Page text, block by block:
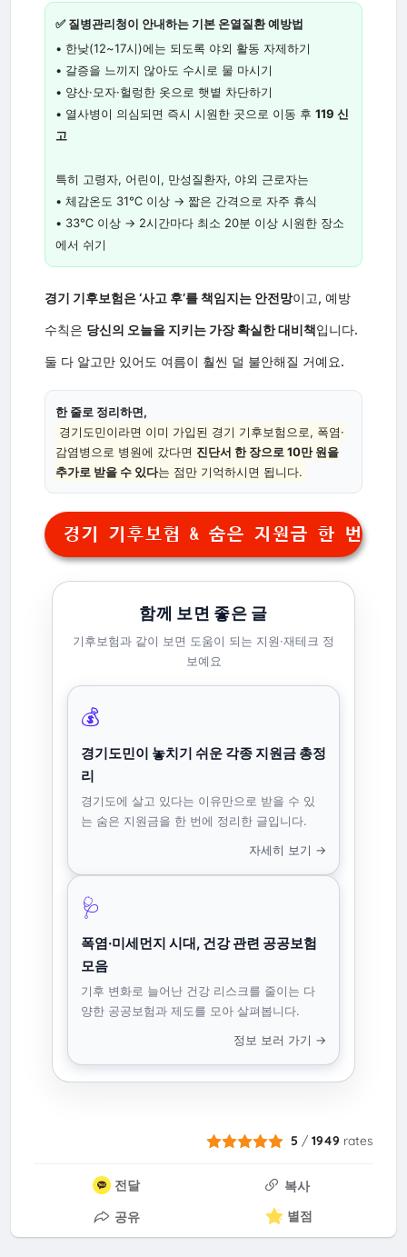
✅ 질병관리청이 안내하는 기본 온열질환 예방법
• 한낮(12~17시)에는 되도록 야외 활동 자제하기
• 갈증을 느끼지 않아도 수시로 물 마시기
• 양산·모자·헐렁한 옷으로 햇볕 차단하기
• 열사병이 의심되면 즉시 시원한 곳으로 이동 후 119 신
고
특히 고령자, 어린이, 만성질환자, 야외 근로자는
• 체감온도 31℃ 이상 → 짧은 간격으로 자주 휴식
• 33℃ 이상 → 2시간마다 최소 20분 이상 시원한 장소
에서 쉬기
경기 기후보험은 ‘사고 후’를 책임지는 안전망이고, 예방
수칙은 당신의 오늘을 지키는 가장 확실한 대비책입니다.
둘 다 알고만 있어도 여름이 훨씬 덜 불안해질 거예요.
한 줄로 정리하면,
경기도민이라면 이미 가입된 경기 기후보험으로, 폭염·
감염병으로 병원에 갔다면 진단서 한 장으로 10만 원을
추가로 받을 수 있다는 점만 기억하시면 됩니다.
경기 기후보험 & 숨은 지원금 한 번에
함께 보면 좋은 글
기후보험과 같이 보면 도움이 되는 지원·재테크 정
보예요
💰
경기도민이 놓치기 쉬운 각종 지원금 총정
리
경기도에 살고 있다는 이유만으로 받을 수 있
는 숨은 지원금을 한 번에 정리한 글입니다.
자세히 보기 →
🩺
폭염·미세먼지 시대, 건강 관련 공공보험
모음
기후 변화로 늘어난 건강 리스크를 줄이는 다
양한 공공보험과 제도를 모아 살펴봅니다.
정보 보러 가기 →
5 /1949 rates
전달
복사
공유
별점